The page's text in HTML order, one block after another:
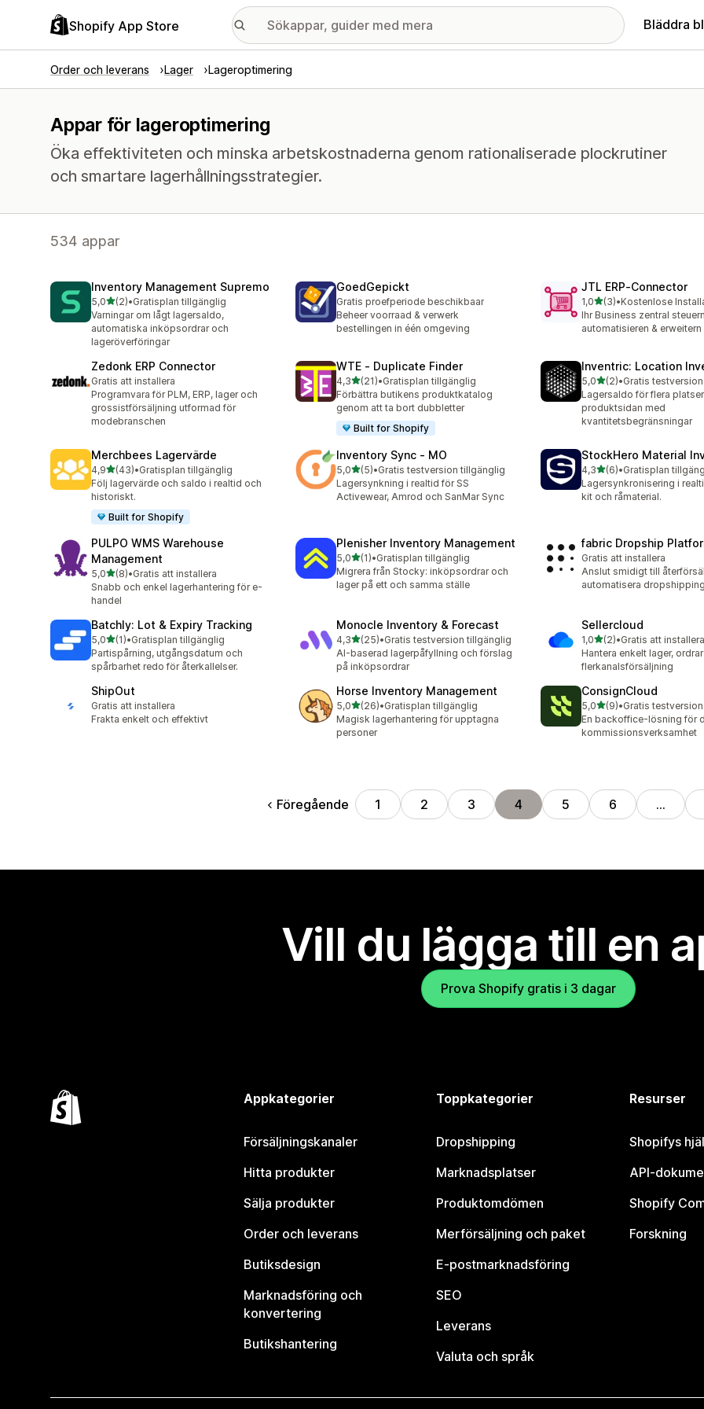
Shopify App Store Bläddra
Order och leverans Lager Lageroptimering
Appar för lageroptimering
Öka effektiviteten och minska arbetskostnaderna genom rationaliserade plockrutiner
och smartare lagerhållningsstrategier.
534 appar
Inventory Management Supremo
5,0av 5 stjärnor
(2)
2 recensioner totalt
•Gratisplan tillgänglig
Varningar om lågt lagersaldo,
automatiska inköpsordrar och
lageröverföringar
GoedGepickt
Gratis proefperiode beschikbaar
Beheer voorraad & verwerk
bestellingen in één omgeving
JTL ERP‑Connector
1,0av 5 stjärnor
(3)
3 recensioner totalt
•Kostenlose
Ihr Business zentral
automatisieren & erweitern
Zedonk ERP Connector
Gratis att installera
Programvara för PLM, ERP, lager och
grossistförsäljning utformad för
modebranschen
WTE ‑ Duplicate Finder
4,3av 5 stjärnor
(21)
21 recensioner totalt
•Gratisplan tillgänglig
Förbättra butikens produktkatalog
genom att ta bort dubbletter
Built for Shopify
Inventric: Location
5,0av 5 stjärnor
(2)
2 recensioner totalt
•Gratis
Lagersaldo för flera
produktsidan med
kvantitetsbegränsningar
Merchbees Lagervärde
4,9av 5 stjärnor
(43)
43 recensioner totalt
•Gratisplan tillgänglig
Följ lagervärde och saldo i realtid och
historiskt.
Built for Shopify
Inventory Sync ‑ MO
5,0av 5 stjärnor
(5)
5 recensioner totalt
•Gratis testversion tillgänglig
Lagersynkning i realtid för SS
Activewear, Amrod och SanMar Sync
StockHero Material
4,3av 5 stjärnor
(6)
6 recensioner totalt
•Gratisplan
Lagersynkronisering i
kit och råmaterial.
PULPO WMS Warehouse
Management
5,0av 5 stjärnor
(8)
8 recensioner totalt
•Gratis att installera
Snabb och enkel lagerhantering för e-
handel
Plenisher Inventory Management
5,0av 5 stjärnor
(1)
1 recensioner totalt
•Gratisplan tillgänglig
Migrera från Stocky: inköpsordrar och
lager på ett och samma ställe
fabric Dropship
Gratis att installera
Anslut smidigt till
automatisera
Batchly: Lot & Expiry Tracking
5,0av 5 stjärnor
(1)
1 recensioner totalt
•Gratisplan tillgänglig
Partispårning, utgångsdatum och
spårbarhet redo för återkallelser.
Monocle Inventory & Forecast
4,3av 5 stjärnor
(25)
25 recensioner totalt
•Gratis testversion tillgänglig
AI-baserad lagerpåfyllning och förslag
på inköpsordrar
Sellercloud
1,0av 5 stjärnor
(2)
2 recensioner totalt
•Gratis att installera
Hantera enkelt lager,
flerkanalsförsäljning
ShipOut
Gratis att installera
Frakta enkelt och effektivt
Horse Inventory Management
5,0av 5 stjärnor
(26)
26 recensioner totalt
•Gratisplan tillgänglig
Magisk lagerhantering för upptagna
personer
ConsignCloud
5,0av 5 stjärnor
(9)
9 recensioner totalt
•Gratis
En backoffice-lösning för
kommissionsverksamhet
Föregående 1 2 3 4 5 6 …
Vill du lägga till en
Prova Shopify gratis i 3 dagar
Appkategorier
Försäljningskanaler
Hitta produkter
Sälja produkter
Order och leverans
Butiksdesign
Marknadsföring och
konvertering
Butikshantering
Toppkategorier
Dropshipping
Marknadsplatser
Produktomdömen
Merförsäljning och paket
E-postmarknadsföring
SEO
Leverans
Valuta och språk
Resurser
Shopifys
API-
Shopify
Forskning